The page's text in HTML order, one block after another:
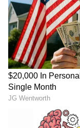
4
4
Image Credit :AI Image